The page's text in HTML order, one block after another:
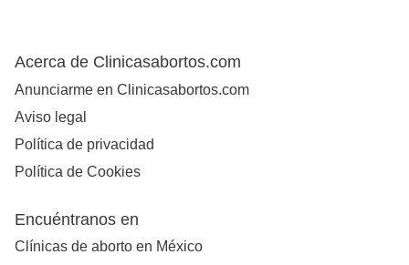
Acerca de Clinicasabortos.com
Anunciarme en Clinicasabortos.com
Aviso legal
Política de privacidad
Política de Cookies
Encuéntranos en
Clínicas de aborto en México